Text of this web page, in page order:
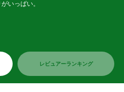
いっぱい。
レビュアーランキング